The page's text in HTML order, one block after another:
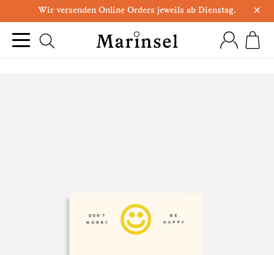
Wir versenden Online Orders jeweils ab Dienstag. ×